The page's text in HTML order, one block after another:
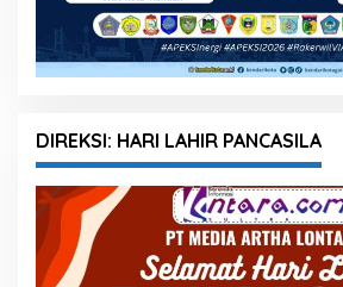
DIREKSI: HARI LAHIR PANCASILA